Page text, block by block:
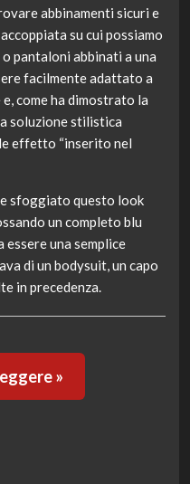
abbinamenti sicuri e
su cui possiamo
pantaloni abbinati a una
facilmente adattato a
come ha dimostrato la
soluzione stilistica
effetto “inserito nel
sfoggiato questo look
un completo blu
essere una semplice
di un bodysuit, un capo
in precedenza.
»